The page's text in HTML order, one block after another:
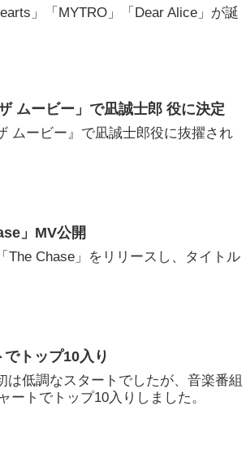
」「MYTRO」「Dear Alice」が誕
ムービー」で凪誠士郎 役に決定
ムービー』で凪誠士郎役に抜擢され
」MV公開
The Chase」をリリースし、タイトル
トップ10入り
は低調なスタートでしたが、音楽番組
ートでトップ10入りしました。